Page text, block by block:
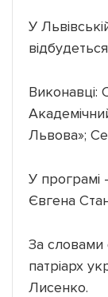
У
Виконавці:
Львова»;
У програмі
Євгена
За словами
патріарх
Лисенко.